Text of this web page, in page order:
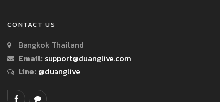
CONTACT US
Bangkok Thailand
Email: support@duanglive.com
Line: @duanglive